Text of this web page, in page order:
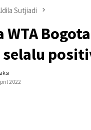
Sutjiadi
WTA
2022